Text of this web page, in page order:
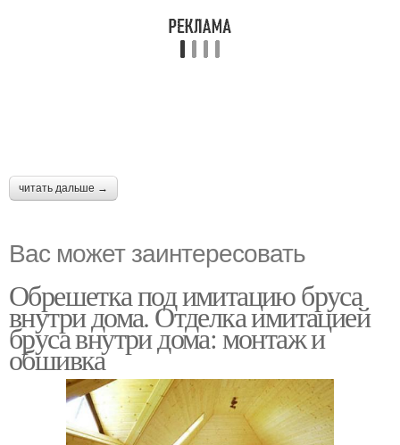
читать дальше →
Вас может заинтересовать
Обрешетка под имитацию бруса
внутри дома. Отделка имитацией
бруса внутри дома: монтаж и
обшивка